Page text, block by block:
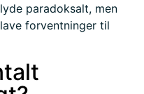
paradoksalt, men
forventninger til